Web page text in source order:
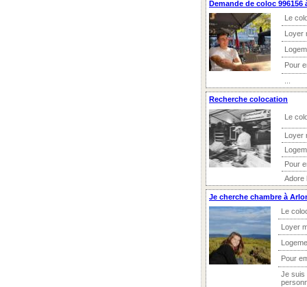
Demande de coloc 996156
Le
Loyer
Pour
Recherche colocation
Le
Loyer
Pour
Adore
Je cherche chambre à
Le
Loyer
Pour
Je suis